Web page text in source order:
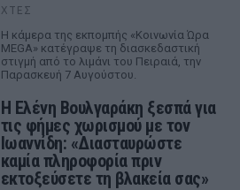
ΧΤΕΣ
Η κάμερα της εκπομπής «Κοινωνία Ώρα
MEGA» κατέγραψε τη διασκεδαστική
στιγμή από το λιμάνι του Πειραιά, την
Παρασκευή 7 Αυγούστου.
Η Ελένη Βουλγαράκη ξεσπά για
τις φήμες χωρισμού με τον
Ιωαννίδη: «Διασταυρώστε
καμία πληροφορία πριν
εκτοξεύσετε τη βλακεία σας»